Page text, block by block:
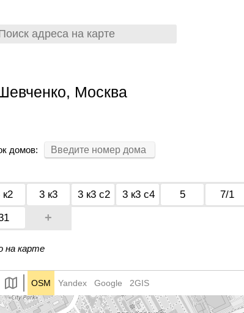
Москва
домов:
к2 3 к3 3 к3 с2 3 к3 с4 5 7/1
+
на карте
OSM Yandex Google 2GIS